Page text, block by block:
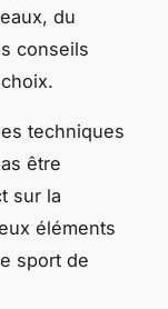
du
conseils
techniques
être
sur la
éléments
sport de